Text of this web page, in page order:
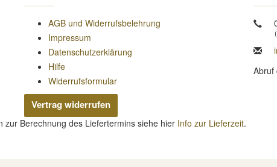
AGB und Widerrufsbelehrung
Impressum
Datenschutzerklärung
Hilfe
Widerrufsformular
Vertrag widerrufen
Abruf
Berechnung des Liefertermins siehe hier Info zur Lieferzeit.